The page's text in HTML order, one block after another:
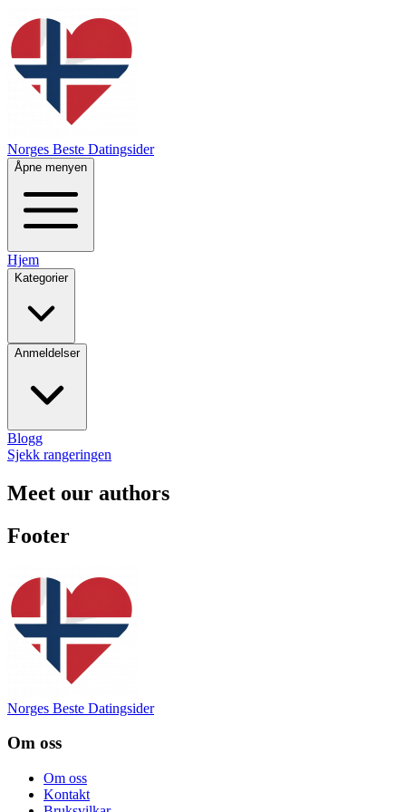
Norges Beste Datingsider
Åpne menyen
Hjem
Kategorier
Anmeldelser
Blogg
Sjekk rangeringen
Meet our authors
Footer
Norges Beste Datingsider
Om oss
Om oss
Kontakt